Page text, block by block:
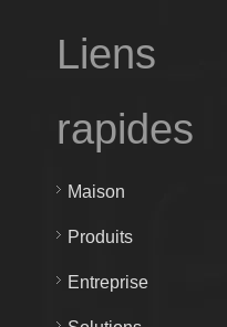
Liens
rapides
Maison
Produits
Entreprise